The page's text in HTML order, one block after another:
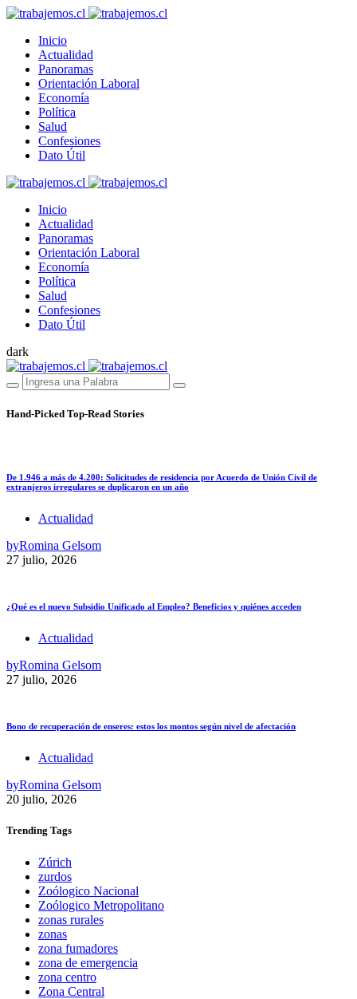
Inicio
Actualidad
Panoramas
Orientación Laboral
Economía
Política
Salud
Confesiones
Dato Útil
Inicio
Actualidad
Panoramas
Orientación Laboral
Economía
Política
Salud
Confesiones
Dato Útil
dark
Hand-Picked Top-Read Stories
De 1.946 a más de 4.200: Solicitudes de residencia por Acuerdo de Unión Civil de
extranjeros irregulares se duplicaron en un año
Actualidad
byRomina Gelsom
27 julio, 2026
¿Qué es el nuevo Subsidio Unificado al Empleo? Beneficios y quiénes acceden
Actualidad
byRomina Gelsom
27 julio, 2026
Bono de recuperación de enseres: estos los montos según nivel de afectación
Actualidad
byRomina Gelsom
20 julio, 2026
Trending Tags
Zúrich
zurdos
Zoólogico Nacional
Zoólogico Metropolitano
zonas rurales
zonas
zona fumadores
zona de emergencia
zona centro
Zona Central